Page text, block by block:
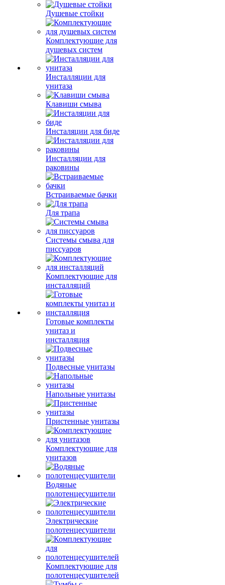
Душевые стойки
Комплектующие для
душевых систем
Инсталляции для
унитаза
Клавиши смыва
Инсталяции для биде
Инсталляции для
раковины
Встраиваемые бачки
Для трапа
Системы смыва для
писсуаров
Комплектующие для
инсталляций
Готовые комплекты
унитаз и
инсталляция
Подвесные унитазы
Напольные унитазы
Пристенные унитазы
Комплектующие для
унитазов
Водяные
полотенцесушители
Электрические
полотенцесушители
Комплектующие для
полотенцесушителей